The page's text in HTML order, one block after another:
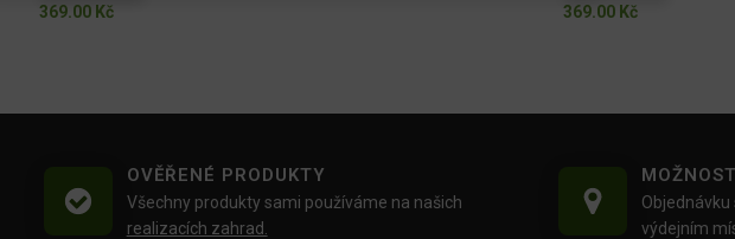
369.00 Kč
369.00 Kč
OVĚŘENÉ PRODUKTY
Všechny produkty sami používáme na našich
realizacích zahrad.
výdejním